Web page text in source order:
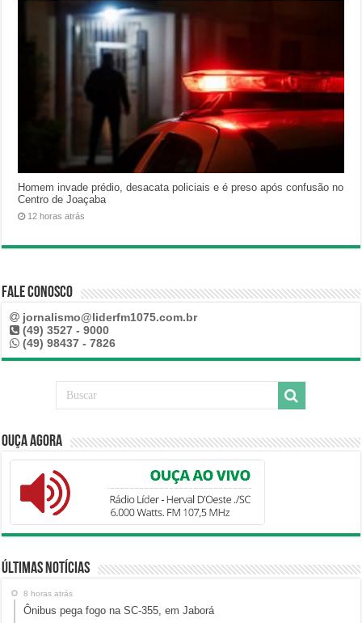
Homem invade prédio, desacata policiais e é preso após confusão no
Centro de Joaçaba
12 horas atrás
Fale Conosco
jornalismo@liderfm1075.com.br
(49) 3527 - 9000
(49) 98437 - 7826
Ouça Agora
Últimas Notícias
8 horas atrás
Ônibus pega fogo na SC-355, em Jaborá